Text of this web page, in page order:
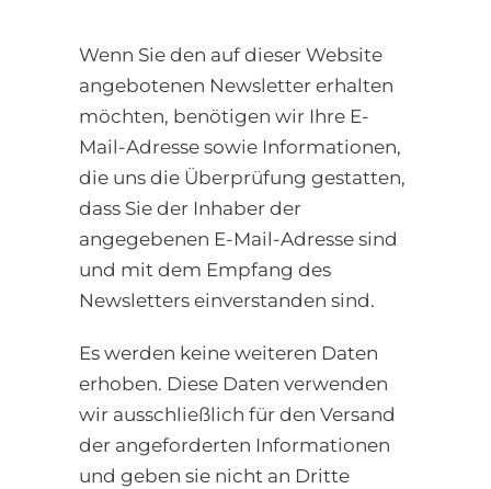
Wenn Sie den auf dieser Website
angebotenen Newsletter erhalten
möchten, benötigen wir Ihre E-
Mail-Adresse sowie Informationen,
die uns die Überprüfung gestatten,
dass Sie der Inhaber der
angegebenen E-Mail-Adresse sind
und mit dem Empfang des
Newsletters einverstanden sind.
Es werden keine weiteren Daten
erhoben. Diese Daten verwenden
wir ausschließlich für den Versand
der angeforderten Informationen
und geben sie nicht an Dritte